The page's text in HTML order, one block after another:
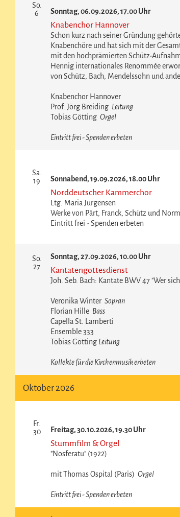
So.
6
Knabenchor Hannover
Sonntag, 06.09.2026, 17.00 Uhr
Schon kurz nach seiner Gründung
Knabenchöre und hat sich mit der
mit den hochprämierten Schütz-
Hennig internationales Renommée
von Schütz, Bach, Mendelssohn und
Knabenchor Hannover
Prof. Jörg Breiding Leitung
Tobias Götting Orgel
Eintritt frei - Spenden erbeten
Sa.
19
Norddeutscher Kammerchor
Sonnabend, 19.09.2026, 18.00 Uhr
Ltg. Maria Jürgensen
Werke von Pärt, Franck, Schütz und
Eintritt frei - Spenden erbeten
So.
27
Kantatengottesdienst
Sonntag, 27.09.2026, 10.00 Uhr
Joh. Seb. Bach: Kantate BWV 47 "Wer
Veronika Winter Sopran
Florian Hille Bass
Capella St. Lamberti
Ensemble 333
Tobias Götting Leitung
Kollekte für die Kirchenmusik erbeten
Oktober 2026
Fr.
30
Stummfilm & Orgel
Freitag, 30.10.2026, 19.30 Uhr
"Nosferatu" (1922)
mit Thomas Ospital (Paris) Orgel
Eintritt frei - Spenden erbeten